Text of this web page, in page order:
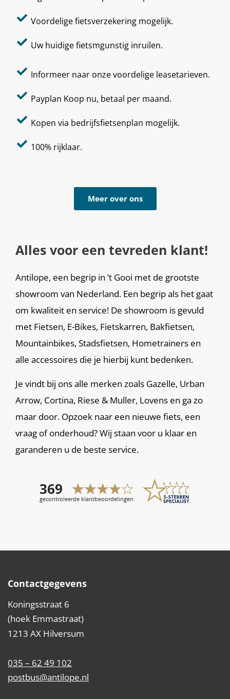
Voordelige fietsverzekering mogelijk.
Uw huidige fietsmgunstig inruilen.
Informeer naar onze voordelige leasetarieven.
Payplan Koop nu, betaal per maand.
Kopen via bedrijfsfietsenplan mogelijk.
100% rijklaar.
Meer over ons
Alles voor een tevreden klant!
Antilope, een begrip in ’t Gooi met de grootste
showroom van Nederland. Een begrip als het gaat
om kwaliteit en service! De showroom is gevuld
met Fietsen, E-Bikes, Fietskarren, Bakfietsen,
Mountainbikes, Stadsfietsen, Hometrainers en
alle accessoires die je hierbij kunt bedenken.
Je vindt bij ons alle merken zoals Gazelle, Urban
Arrow, Cortina, Riese & Muller, Lovens en ga zo
maar door. Opzoek naar een nieuwe fiets, een
vraag of onderhoud? Wij staan voor u klaar en
garanderen u de beste service.
Contactgegevens
Koningsstraat 6
(hoek Emmastraat)
1213 AX Hilversum
035 – 62 49 102
postbus@antilope.nl